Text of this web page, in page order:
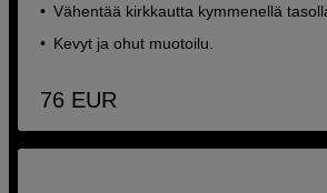
Vähentää kirkkautta kymmenellä
Kevyt ja ohut muotoilu.
76 EUR